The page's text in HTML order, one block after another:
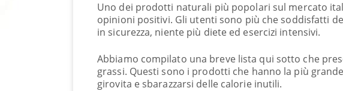
Uno dei prodotti naturali più popolari sul mercato
opinioni positivi. Gli utenti sono più che soddisfatti
in sicurezza, niente più diete ed esercizi intensivi.
Abbiamo compilato una breve lista qui sotto che
grassi. Questi sono i prodotti che hanno la più
girovita e sbarazzarsi delle calorie inutili.